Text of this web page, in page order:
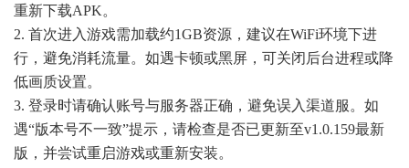
重新下载APK。
2. 首次进入游戏需加载约1GB资源，建议在WiFi环境下进
行，避免消耗流量。如遇卡顿或黑屏，可关闭后台进程或降
低画质设置。
3. 登录时请确认账号与服务器正确，避免误入渠道服。如
遇“版本号不一致”提示，请检查是否已更新至v1.0.159最新
版，并尝试重启游戏或重新安装。